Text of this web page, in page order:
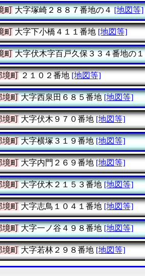
町大字塚崎２８８７番地の４ [地図等]
町大字下小橋４１１番地 [地図等]
町大字伏木字百戸久保３３４番地の１
境町２１０２番地 [地図等]
境町大字西泉田６８５番地 [地図等]
境町大字伏木９７０番地 [地図等]
境町大字横塚３１９番地 [地図等]
境町大字内門２６９番地 [地図等]
境町大字伏木２１５３番地 [地図等]
境町大字志鳥１０４１番地 [地図等]
境町大字一ノ谷４９８番地 [地図等]
境町大字若林２９８番地 [地図等]